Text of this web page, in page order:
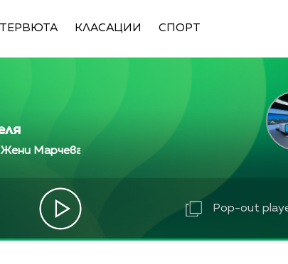
КЛАСАЦИИ СПОРТ
и Диана Любенова
Алекс Кръстева,
Алекс Кръстева,
Алекс Кръстева,
Pop-out